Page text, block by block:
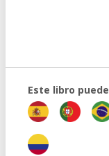
Este libro